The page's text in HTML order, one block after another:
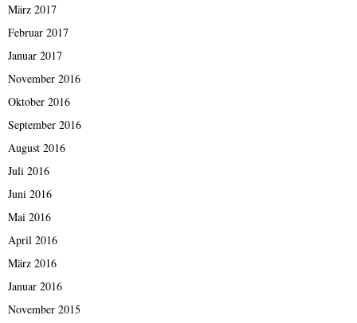
März 2017
Februar 2017
Januar 2017
November 2016
Oktober 2016
September 2016
August 2016
Juli 2016
Juni 2016
Mai 2016
April 2016
März 2016
Januar 2016
November 2015